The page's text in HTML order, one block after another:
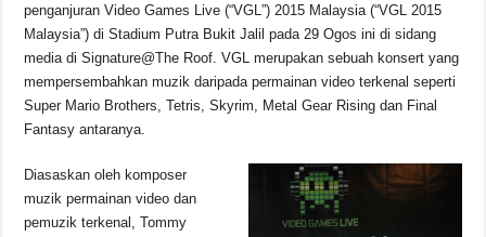
e
b
o
o
k
s
A
p
p
a
d
s
y
Li
n
e
penganjuran Video Games Live (“VGL”) 2015 Malaysia (“VGL 2015
Malaysia”) di Stadium Putra Bukit Jalil pada 29 Ogos ini di sidang
media di Signature@The Roof. VGL merupakan sebuah konsert yang
mempersembahkan muzik daripada permainan video terkenal seperti
Super Mario Brothers, Tetris, Skyrim, Metal Gear Rising dan Final
Fantasy antaranya.
Diasaskan oleh komposer
muzik permainan video dan
pemuzik terkenal, Tommy